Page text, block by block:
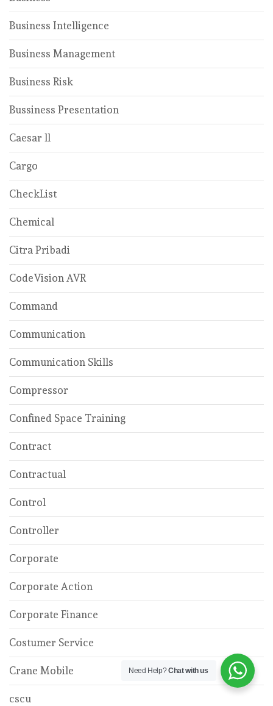
Business Intelligence
Business Management
Business Risk
Bussiness Presentation
Caesar ll
Cargo
CheckList
Chemical
Citra Pribadi
CodeVision AVR
Command
Communication
Communication Skills
Compressor
Confined Space Training
Contract
Contractual
Control
Controller
Corporate
Corporate Action
Corporate Finance
Costumer Service
Crane Mobile
cscu
Need Help?Chat with us